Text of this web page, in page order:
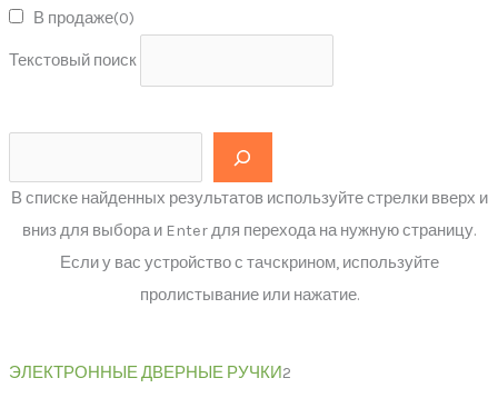
В продаже(0)
Текстовый поиск
В списке найденных результатов используйте стрелки вверх и
вниз для выбора и Enter для перехода на нужную страницу.
Если у вас устройство с тачскрином, используйте
пролистывание или нажатие.
ЭЛЕКТРОННЫЕ ДВЕРНЫЕ РУЧКИ2